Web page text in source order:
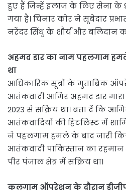
हुए हैं जिन्हें इलाज के लिए सेना के
गया है। चिनार कोर ने सूबेदार
नरेंदर सिंधु के शौर्य और बलिदान
अहमद डार का नाम पहलगाम
था
आधिकारिक सूत्रों के मुताबिक
आतंकवादी आमिर अहमद डार मारा
2023 से सक्रिय था। बता दें कि
आतंकवादियों की हिटलिस्ट में
ने पहलगाम हमले के बाद जारी
आतंकवादी पाकिस्तान का
पीर पंजाल क्षेत्र में सक्रिय था।
कुलगाम ऑपरेशन के दौरान